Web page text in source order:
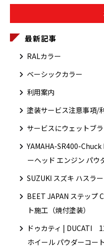
最新記事
RALカラー
ベーシックカラー
利用案内
塗装サービス注意事項/
サービスにウェットブ
YAMAHA-SR400-
ーヘッド エンジン パウ
SUZUKI スズキ ハスラ
BEET JAPAN ステップ
ト施工（焼付塗装）
ドゥカティ | DUCATI
ホイール パウダーコー